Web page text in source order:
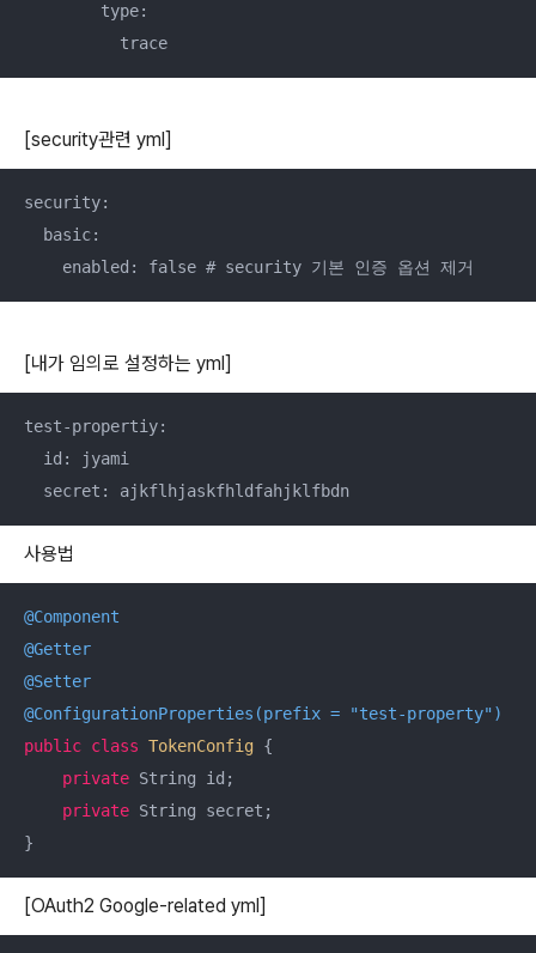
        type:
[security관련 yml]
security:
  basic:
[내가 임의로 설정하는 yml]
test-propertiy:
  id: jyami
  secret: ajkflhjaskfhldfahjklfbdn
사용법
@Component
@Getter
@Setter
@ConfigurationProperties(prefix = "test-property")
public class TokenConfig {
private String id;
private String secret;
[OAuth2 Google-related yml]